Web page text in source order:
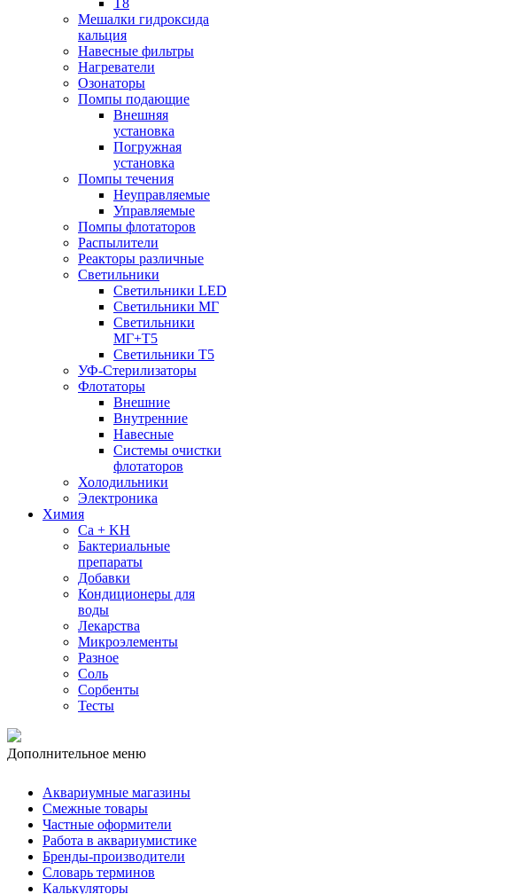
Т8
Мешалки гидроксида
кальция
Навесные фильтры
Нагреватели
Озонаторы
Помпы подающие
Внешняя
установка
Погружная
установка
Помпы течения
Неуправляемые
Управляемые
Помпы флотаторов
Распылители
Реакторы различные
Светильники
Светильники LED
Светильники МГ
Светильники
МГ+T5
Светильники Т5
УФ-Стерилизаторы
Флотаторы
Внешние
Внутренние
Навесные
Системы очистки
флотаторов
Холодильники
Электроника
Химия
Ca + KH
Бактериальные
препараты
Добавки
Кондиционеры для
воды
Лекарства
Микроэлементы
Разное
Соль
Сорбенты
Тесты
Дополнительное меню
Аквариумные магазины
Смежные товары
Частные оформители
Работа в аквариумистике
Бренды-производители
Словарь терминов
Калькуляторы